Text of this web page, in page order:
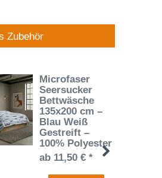
Zubehör
Microfaser
Seersucker
Bettwäsche
135x200 cm –
Blau Weiß
Gestreift –
100% Polyester
ab 11,50 € *